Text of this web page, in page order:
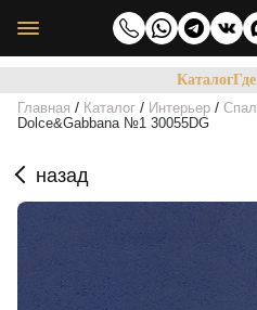
Каталог
Главная / Каталог / Интерьер /
Dolce&Gabbana №1 30055DG
назад